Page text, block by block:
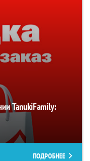
TanukiFamily:
ПОДРОБНЕЕ